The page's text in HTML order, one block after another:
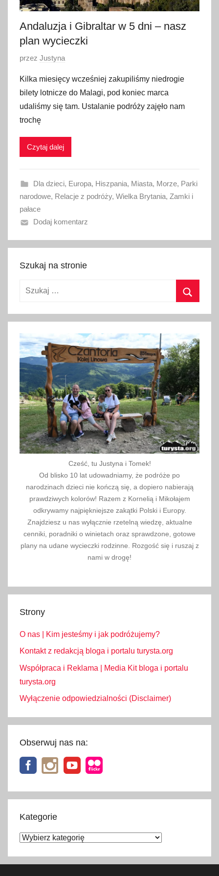
2
0
7
Andaluzja i Gibraltar w 5 dni – nasz
plan wycieczki
O
u
b
l
i
w
n
o
3
k
i
e
a
0
1
7
przez Justyna
Kilka miesięcy wcześniej zakupiliśmy niedrogie
bilety lotnicze do Malagi, pod koniec marca
udaliśmy się tam. Ustalanie podróży zajęło nam
trochę
Czytaj dalej
Dla dzieci, Europa, Hiszpania, Miasta, Morze, Parki
narodowe, Relacje z podróży, Wielka Brytania, Zamki i
pałace
Dodaj komentarz
Szukaj na stronie
Szukaj:
Cześć, tu Justyna i Tomek!
Od blisko 10 lat udowadniamy, że podróże po
narodzinach dzieci nie kończą się, a dopiero nabierają
prawdziwych kolorów! Razem z Kornelią i Mikołajem
odkrywamy najpiękniejsze zakątki Polski i Europy.
Znajdziesz u nas wyłącznie rzetelną wiedzę, aktualne
cenniki, poradniki o winietach oraz sprawdzone, gotowe
plany na udane wycieczki rodzinne. Rozgość się i ruszaj z
nami w drogę!
Strony
O nas | Kim jesteśmy i jak podróżujemy?
Kontakt z redakcją bloga i portalu turysta.org
Współpraca i Reklama | Media Kit bloga i portalu
turysta.org
Wyłączenie odpowiedzialności (Disclaimer)
Obserwuj nas na:
Kategorie
Kategorie